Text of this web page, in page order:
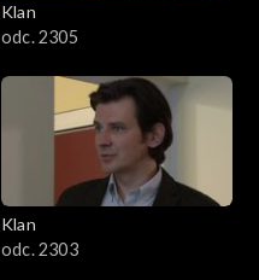
Klan
odc. 2305
Klan
odc. 2303